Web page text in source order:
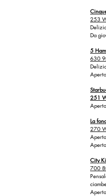
253
Da
5
630
251
La
270
City
700